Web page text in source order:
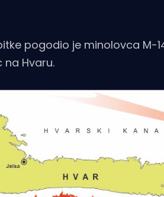
pogodio je minolovca M-
na Hvaru.